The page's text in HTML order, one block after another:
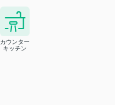
カウンター
キッチン